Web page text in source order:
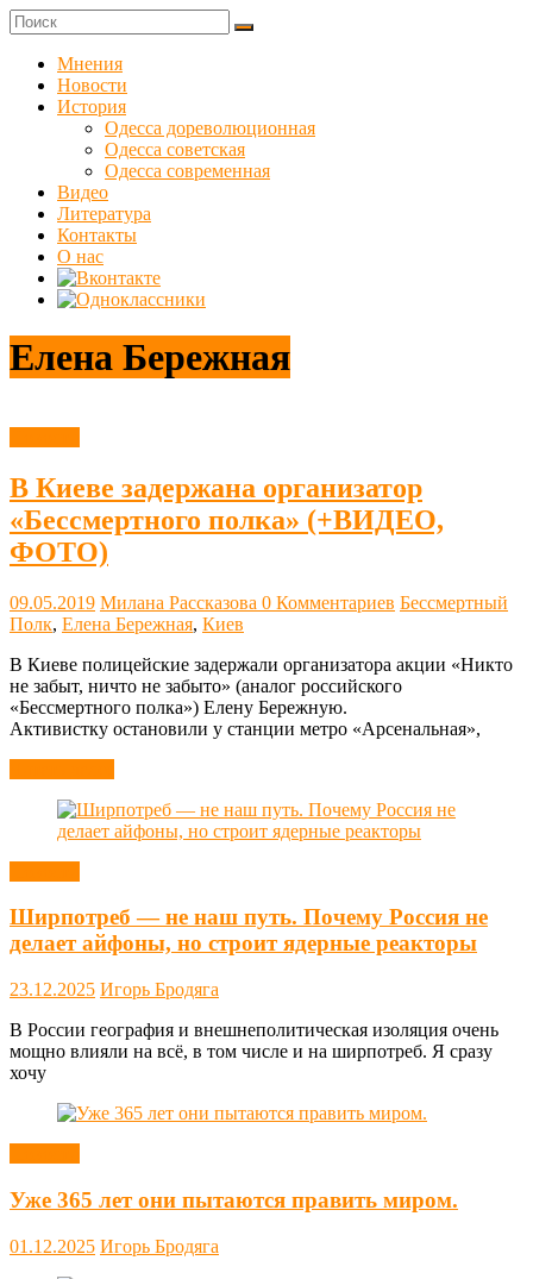
Skip
to
content
Куликовец
Сайт
одесского
сопротивления
Мнения
Новости
История
Одесса дореволюционная
Одесса советская
Одесса современная
Видео
Литература
Контакты
О нас
Елена Бережная
В Киеве задержана организатор
«Бессмертного полка» (+ВИДЕО,
ФОТО)
09.05.2019 Милана Рассказова 0 Комментариев Бессмертный
Полк, Елена Бережная, Киев
В Киеве полицейские задержали организатора акции «Никто
не забыт, ничто не забыто» (аналог российского
«Бессмертного полка») Елену Бережную.
Активистку остановили у станции метро «Арсенальная»,
Ширпотреб — не наш путь. Почему Россия не
делает айфоны, но строит ядерные реакторы
23.12.2025 Игорь Бродяга
В России география и внешнеполитическая изоляция очень
мощно влияли на всё, в том числе и на ширпотреб. Я сразу
хочу
Уже 365 лет они пытаются править миром.
01.12.2025 Игорь Бродяга